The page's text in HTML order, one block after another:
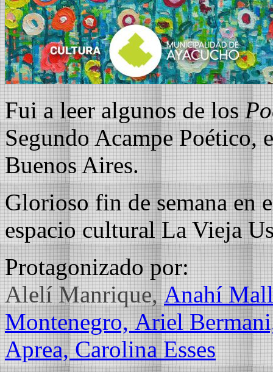
Fui a leer algunos de los
Segundo Acampe Poético,
Buenos Aires.
Glorioso fin de semana en
espacio cultural La Vieja
Protagonizado por:
Alelí Manrique,Anahí
Montenegro,Ariel
Aprea,Carolina Esses